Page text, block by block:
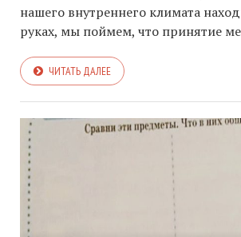
нашего внутреннего климата
руках, мы поймем, что принятие
ЧИТАТЬ ДАЛЕЕ